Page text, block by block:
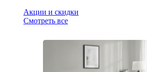
Акции и скидки
Смотреть все